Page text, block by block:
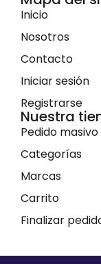
Inicio
Nosotros
Contacto
Iniciar sesión
Registrarse
Nuestra
Pedido masivo
Categorías
Marcas
Carrito
Finalizar